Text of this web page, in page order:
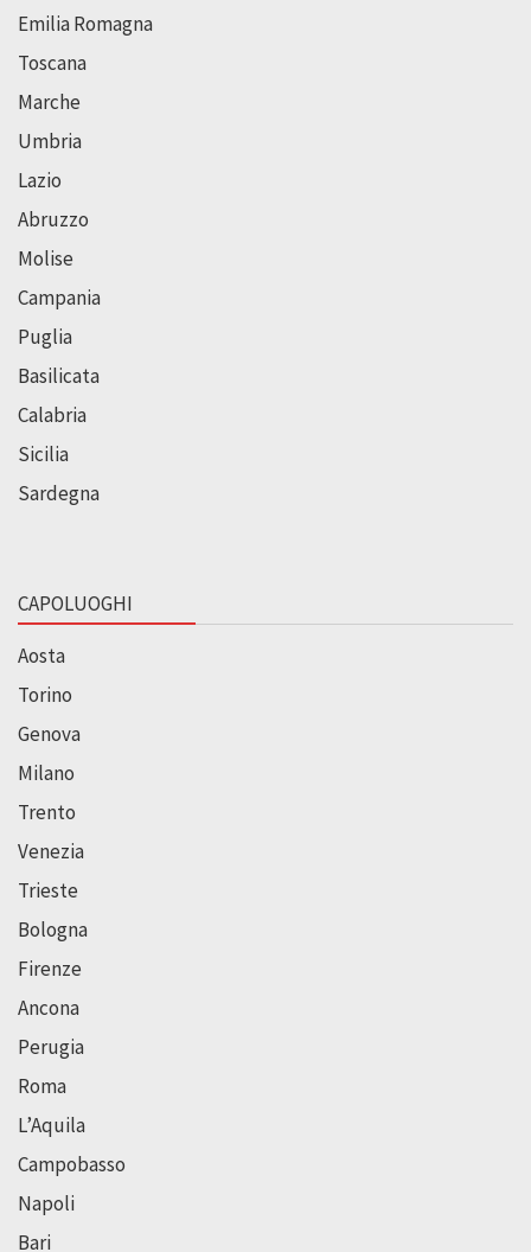
Emilia Romagna
Toscana
Marche
Umbria
Lazio
Abruzzo
Molise
Campania
Puglia
Basilicata
Calabria
Sicilia
Sardegna
CAPOLUOGHI
Aosta
Torino
Genova
Milano
Trento
Venezia
Trieste
Bologna
Firenze
Ancona
Perugia
Roma
L’Aquila
Campobasso
Napoli
Bari